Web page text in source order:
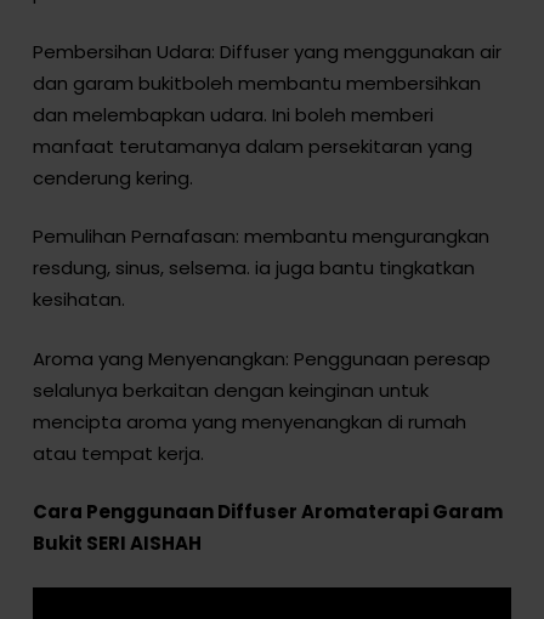
Pembersihan Udara: Diffuser yang menggunakan air
dan garam bukitboleh membantu membersihkan
dan melembapkan udara. Ini boleh memberi
manfaat terutamanya dalam persekitaran yang
cenderung kering.
Pemulihan Pernafasan: membantu mengurangkan
resdung, sinus, selsema. ia juga bantu tingkatkan
kesihatan.
Aroma yang Menyenangkan: Penggunaan peresap
selalunya berkaitan dengan keinginan untuk
mencipta aroma yang menyenangkan di rumah
atau tempat kerja.
Cara Penggunaan Diffuser Aromaterapi Garam
Bukit SERI AISHAH